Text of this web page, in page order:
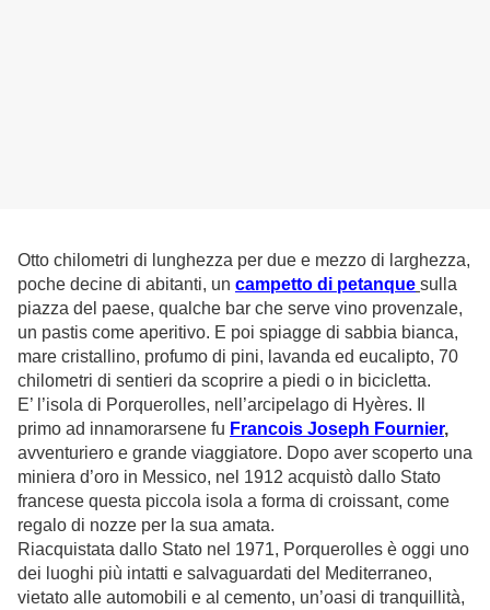
Otto chilometri di lunghezza per due e mezzo di larghezza,
poche decine di abitanti, un campetto di petanque sulla
piazza del paese, qualche bar che serve vino provenzale,
un pastis come aperitivo. E poi spiagge di sabbia bianca,
mare cristallino, profumo di pini, lavanda ed eucalipto, 70
chilometri di sentieri da scoprire a piedi o in bicicletta.
E’ l’isola di Porquerolles, nell’arcipelago di Hyères. Il
primo ad innamorarsene fu Francois Joseph Fournier,
avventuriero e grande viaggiatore. Dopo aver scoperto una
miniera d’oro in Messico, nel 1912 acquistò dallo Stato
francese questa piccola isola a forma di croissant, come
regalo di nozze per la sua amata.
Riacquistata dallo Stato nel 1971, Porquerolles è oggi uno
dei luoghi più intatti e salvaguardati del Mediterraneo,
vietato alle automobili e al cemento, un’oasi di tranquillità,